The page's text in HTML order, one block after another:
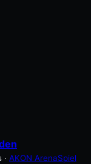
· AKON ArenaSpiel